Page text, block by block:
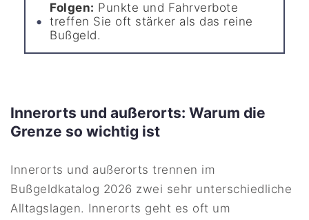
Folgen: Punkte und Fahrverbote
treffen Sie oft stärker als das reine
Bußgeld.
Innerorts und außerorts: Warum die
Grenze so wichtig ist
Innerorts und außerorts trennen im
Bußgeldkatalog 2026 zwei sehr unterschiedliche
Alltagslagen. Innerorts geht es oft um